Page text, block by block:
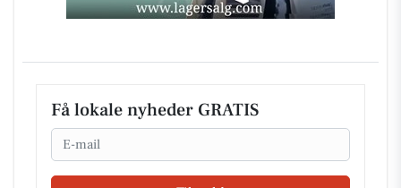
Få lokale nyheder GRATIS
Email